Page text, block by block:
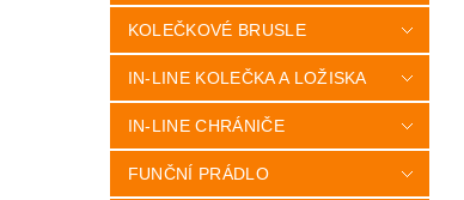
KOLEČKOVÉ BRUSLE
IN-LINE KOLEČKA A LOŽISKA
IN-LINE CHRÁNIČE
FUNČNÍ PRÁDLO